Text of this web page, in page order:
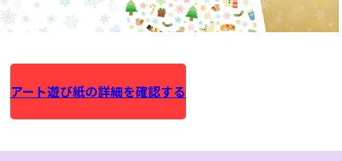
アート遊び紙の詳細を確認する